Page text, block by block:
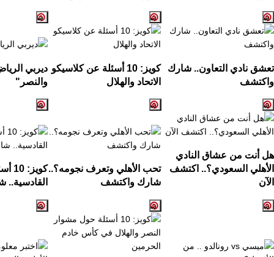
تعشق نادي التعاون.. شارك
واكتشف
كويز: 10 أسئلة عن كلاسيكو
الاتحاد والهلال
ديربي
والنصر"
هل أنت من عشاق النادي
الأهلي السعودي؟.. اكتشف
الآن
تحب الأهلي وتعرف نجومه؟..
شارك واكتشف
القادسية..